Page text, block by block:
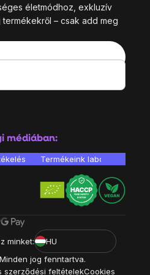
életmódhoz, exkluzív
– csak add meg
médiában:
Termékeink
minket:
HU
jog fenntartva.
szerződési feltételekCookies